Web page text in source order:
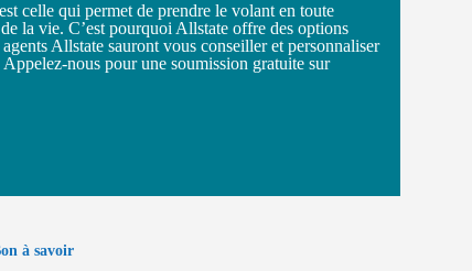
celle qui permet de prendre le volant en toute
la vie. C’est pourquoi Allstate offre des options
Allstate sauront vous conseiller et personnaliser
Appelez-nous pour une soumission gratuite sur
à savoir